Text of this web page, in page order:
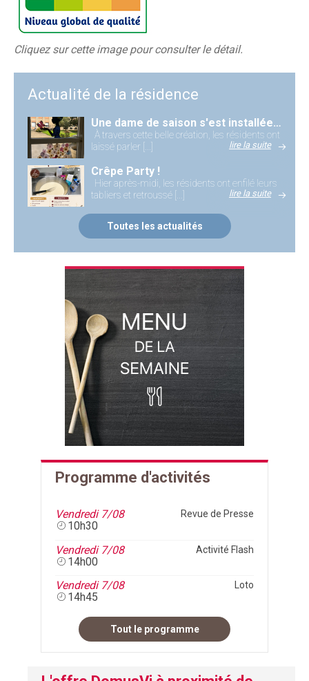
Cliquez sur cette image pour consulter le détail.
Actualité de la résidence
Une dame de saison s'est installée à notre fenêtre…
À travers cette belle création, les résidents ont
laissé parler [...]
lire la suite
Crêpe Party !
Hier après-midi, les résidents ont enfilé leurs
tabliers et retroussé [...]
lire la suite
Toutes les actualités
Programme d'activités
Vendredi 7/08
10h30
Revue de Presse
Vendredi 7/08
14h00
Activité Flash
Vendredi 7/08
14h45
Loto
Tout le programme